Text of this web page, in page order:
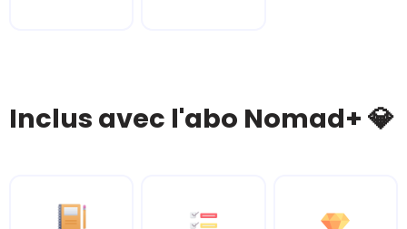
Inclus avec l'abo Nomad+ 💎